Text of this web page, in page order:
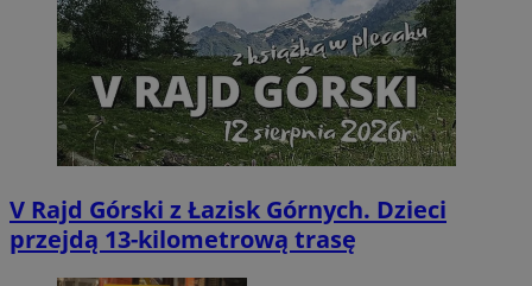
V Rajd Górski z Łazisk Górnych. Dzieci
przejdą 13-kilometrową trasę